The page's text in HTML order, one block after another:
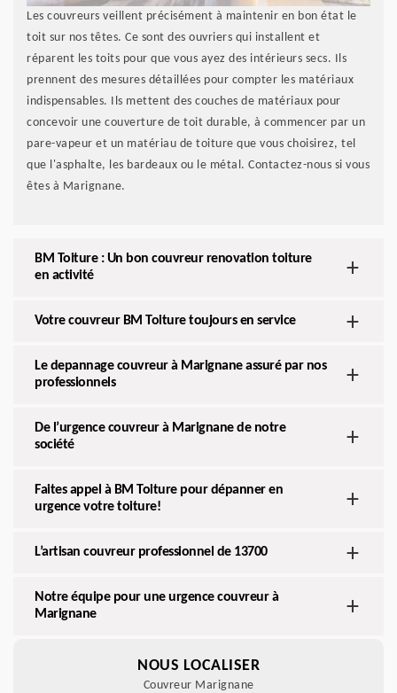
Les couvreurs veillent précisément à maintenir en bon état le
toit sur nos têtes. Ce sont des ouvriers qui installent et
réparent les toits pour que vous ayez des intérieurs secs. Ils
prennent des mesures détaillées pour compter les matériaux
indispensables. Ils mettent des couches de matériaux pour
concevoir une couverture de toit durable, à commencer par un
pare-vapeur et un matériau de toiture que vous choisirez, tel
que l'asphalte, les bardeaux ou le métal. Contactez-nous si vous
êtes à Marignane.
BM Toiture : Un bon couvreur renovation toiture
en activité
Votre couvreur BM Toiture toujours en service
Le depannage couvreur à Marignane assuré par nos
professionnels
De l’urgence couvreur à Marignane de notre
société
Faites appel à BM Toiture pour dépanner en
urgence votre toiture!
L’artisan couvreur professionnel de 13700
Notre équipe pour une urgence couvreur à
Marignane
NOUS LOCALISER
Couvreur Marignane